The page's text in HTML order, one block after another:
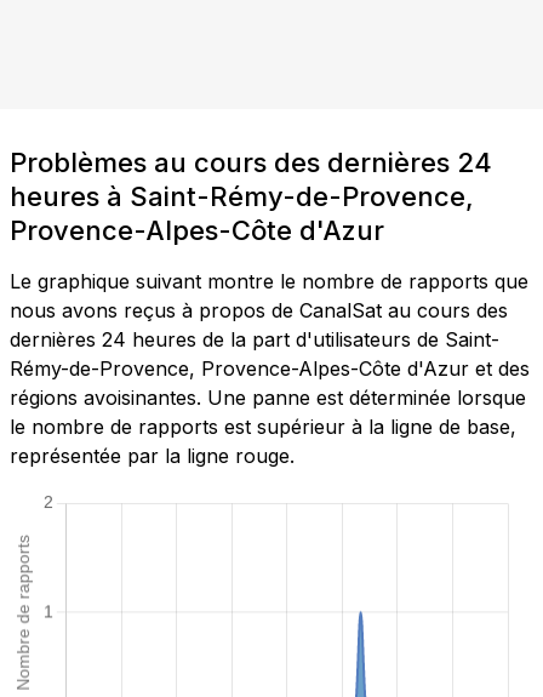
Problèmes au cours des dernières 24
heures à Saint-Rémy-de-Provence,
Provence-Alpes-Côte d'Azur
Le graphique suivant montre le nombre de rapports que
nous avons reçus à propos de CanalSat au cours des
dernières 24 heures de la part d'utilisateurs de Saint-
Rémy-de-Provence, Provence-Alpes-Côte d'Azur et des
régions avoisinantes. Une panne est déterminée lorsque
le nombre de rapports est supérieur à la ligne de base,
représentée par la ligne rouge.